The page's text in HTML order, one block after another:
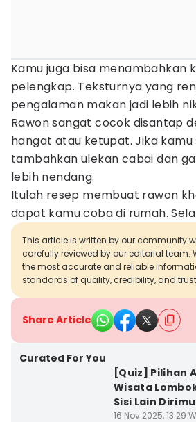
Kamu juga bisa menambahkan
pelengkap. Teksturnya yang
pengalaman makan jadi lebih
Rawon sangat cocok disantap
hangat atau ketupat. Jika kamu
tambahkan ulekan cabai dan
lebih nendang.
Itulah resep membuat rawon
dapat kamu coba di rumah.
This article is written by our community
carefully reviewed by our editorial team.
the most accurate and reliable
standards of quality, credibility, and
Share Article
Curated For You
[Quiz] Pilihan
Wisata
Sisi Lain
16 Nov 2025, 13:29